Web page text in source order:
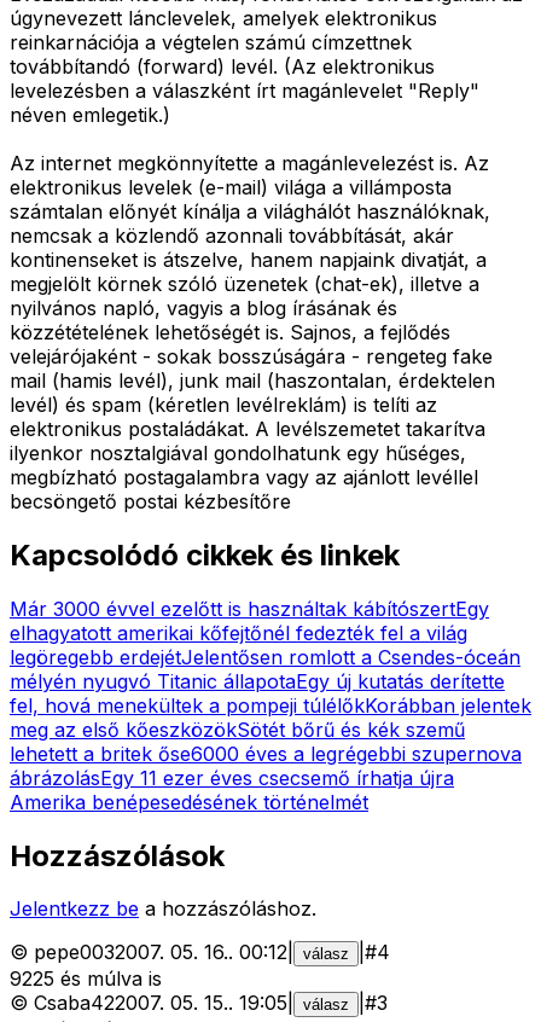
úgynevezett lánclevelek, amelyek elektronikus
reinkarnációja a végtelen számú címzettnek
továbbítandó (forward) levél. (Az elektronikus
levelezésben a válaszként írt magánlevelet "Reply"
néven emlegetik.)
Az internet megkönnyítette a magánlevelezést is. Az
elektronikus levelek (e-mail) világa a villámposta
számtalan előnyét kínálja a világhálót használóknak,
nemcsak a közlendő azonnali továbbítását, akár
kontinenseket is átszelve, hanem napjaink divatját, a
megjelölt körnek szóló üzenetek (chat-ek), illetve a
nyilvános napló, vagyis a blog írásának és
közzétételének lehetőségét is. Sajnos, a fejlődés
velejárójaként - sokak bosszúságára - rengeteg fake
mail (hamis levél), junk mail (haszontalan, érdektelen
levél) és spam (kéretlen levélreklám) is telíti az
elektronikus postaládákat. A levélszemetet takarítva
ilyenkor nosztalgiával gondolhatunk egy hűséges,
megbízható postagalambra vagy az ajánlott levéllel
becsöngető postai kézbesítőre
Kapcsolódó cikkek és linkek
Már 3000 évvel ezelőtt is használtak kábítószertEgy
elhagyatott amerikai kőfejtőnél fedezték fel a világ
legöregebb erdejétJelentősen romlott a Csendes-óceán
mélyén nyugvó Titanic állapotaEgy új kutatás derítette
fel, hová menekültek a pompeji túlélőkKorábban jelentek
meg az első kőeszközökSötét bőrű és kék szemű
lehetett a britek őse6000 éves a legrégebbi szupernova
ábrázolásEgy 11 ezer éves csecsemő írhatja újra
Amerika benépesedésének történelmét
Hozzászólások
Jelentkezz be a hozzászóláshoz.
© pepe0032007. 05. 16.. 00:12 válasz #4
9225 és múlva is
© Csaba422007. 05. 15.. 19:05 válasz #3